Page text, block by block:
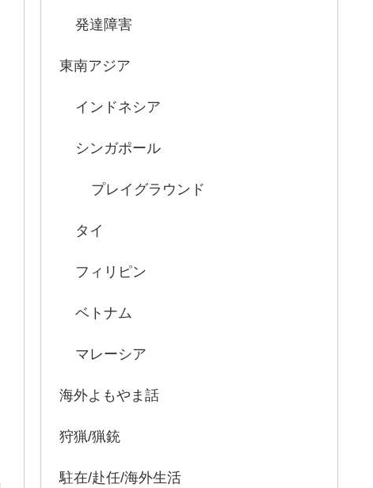
発達障害
東南アジア
インドネシア
シンガポール
プレイグラウンド
タイ
フィリピン
ベトナム
マレーシア
海外よもやま話
狩猟/猟銃
駐在/赴任/海外生活